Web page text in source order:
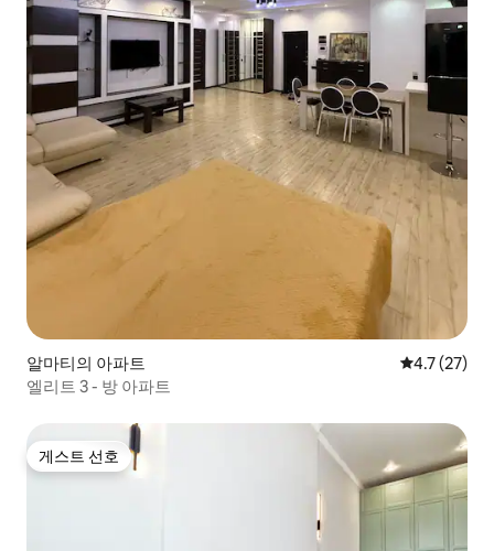
알마티의 아파트 평점 4.7점
4.7 (27)
엘리트 3 - 방 아파트
게스트 선호
게스트 선호